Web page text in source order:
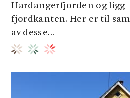
Hardangerfjorden og ligg
fjordkanten. Her er til
av desse...